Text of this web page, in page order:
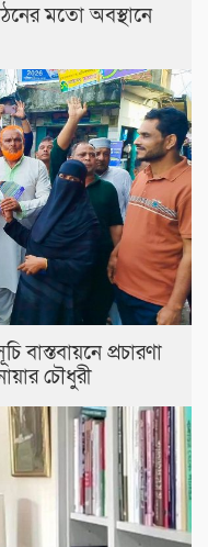
মতো অবস্থানে
বাস্তবায়নে প্রচারণা
চৌধুরী